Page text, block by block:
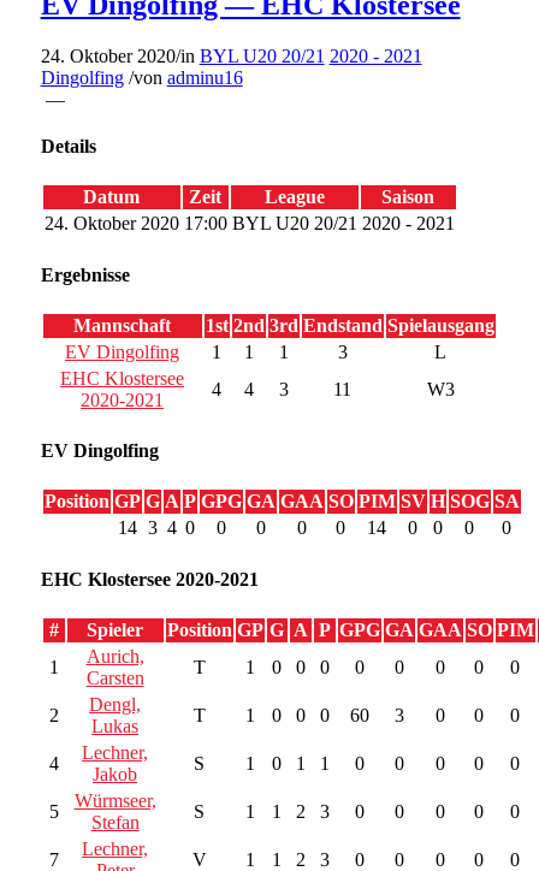
24. Oktober 2020/in BYL U20 20/21 2020 - 2021
Dingolfing /von adminu16
—
Details
Datum Zeit League
Saison
24. Oktober 2020 17:00 BYL U20 20/21 2020 - 2021
Ergebnisse
Mannschaft 1st 2nd 3rd Endstand Spielausgang
EV Dingolfing
1 1 1 3
L
EHC Klostersee
2020-2021
4 4 3 11 W3
EV Dingolfing
Position GP G A P GPG GA GAA SO PIM SV H SOG SA
14 3 4 0 0 0 0 0 14 0 0 0 0
EHC Klostersee 2020-2021
# Spieler Position GP G A P GPG GA GAA SO PIM
1
Aurich,
Carsten
T 1 0 0 0 0 0 0 0 0
2
Dengl,
Lukas
T 1 0 0 0 60 3 0 0 0
4
Lechner,
Jakob
S 1 0 1 1 0 0 0 0 0
5
Würmseer,
Stefan
S 1 1 2 3 0 0 0 0 0
7
Lechner,
V 1 1 2 3 0 0 0 0 0